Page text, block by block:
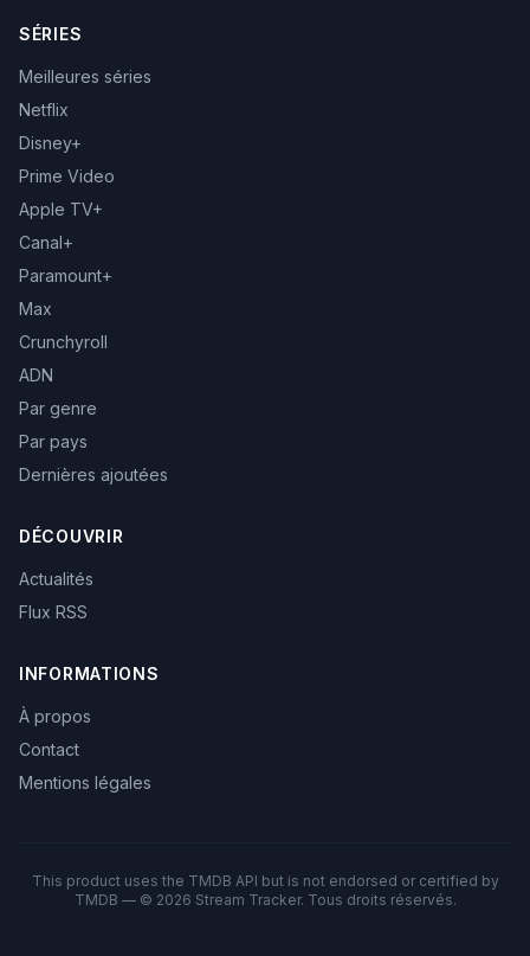
SÉRIES
Meilleures séries
Netflix
Disney+
Prime Video
Apple TV+
Canal+
Paramount+
Max
Crunchyroll
ADN
Par genre
Par pays
Dernières ajoutées
DÉCOUVRIR
Actualités
Flux RSS
INFORMATIONS
À propos
Contact
Mentions légales
This product uses the TMDB API but is not endorsed or certified by
TMDB — © 2026 Stream Tracker. Tous droits réservés.